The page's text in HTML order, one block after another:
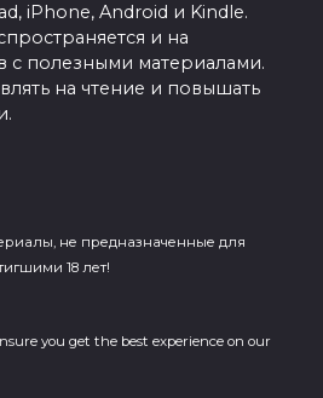
iPhone, Android и Kindle.
и на
с полезными материалами.
на чтение и повышать
не предназначенные для
18 лет!
you get the best experience on our